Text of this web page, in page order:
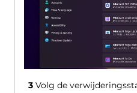
3Volg de